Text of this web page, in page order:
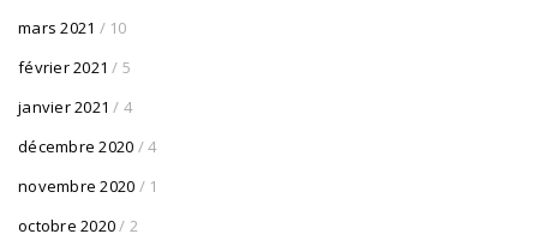
mars 2021 / 10
février 2021 / 5
janvier 2021 / 4
décembre 2020 / 4
novembre 2020 / 1
octobre 2020/ 2